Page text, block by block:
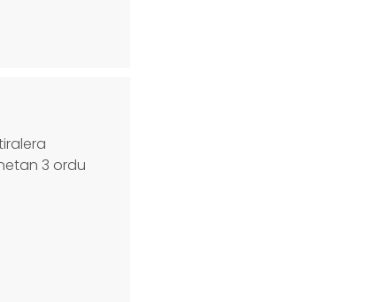
3 ordu